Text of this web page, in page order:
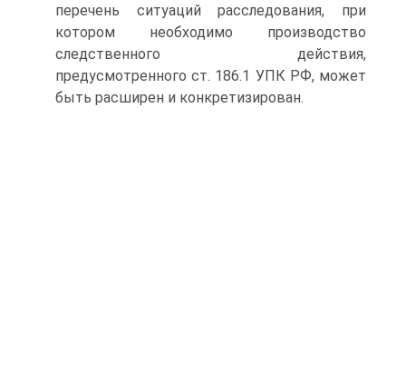
перечень ситуаций расследования, при
котором необходимо производство
следственного действия,
предусмотренного ст. 186.1 УПК РФ, может
быть расширен и конкретизирован.